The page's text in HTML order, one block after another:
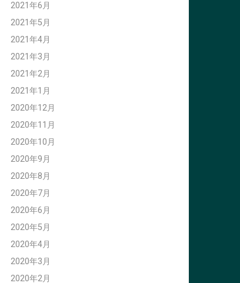
2021年6月
2021年5月
2021年4月
2021年3月
2021年2月
2021年1月
2020年12月
2020年11月
2020年10月
2020年9月
2020年8月
2020年7月
2020年6月
2020年5月
2020年4月
2020年3月
2020年2月